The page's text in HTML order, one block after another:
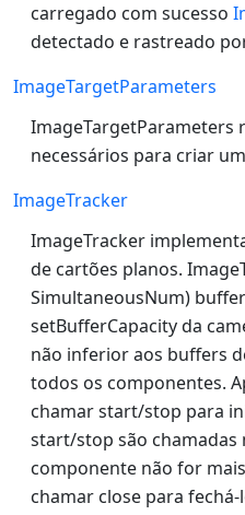
carregado com sucesso
detectado e rastreado
ImageTargetParameters
ImageTargetParameters
necessários para criar um
ImageTracker
ImageTracker
de cartões planos.
SimultaneousNum)
setBufferCapacity da
não inferior aos buffers
todos os componentes.
chamar start/stop para
start/stop são chamadas
componente não for
chamar close para